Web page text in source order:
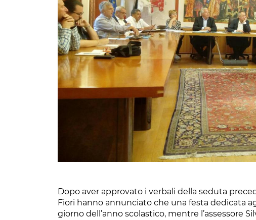
Dopo aver approvato i verbali della seduta
Fiori hanno annunciato che una festa dedicata
giorno dell’anno scolastico, mentre l’assessore